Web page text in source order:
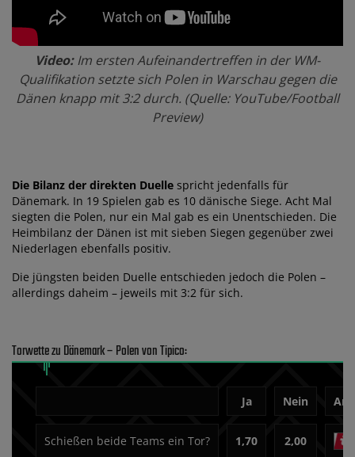
Video:Im ersten Aufeinandertreffen in der WM-
Qualifikation setzte sich Polen in Warschau gegen die
Dänen knapp mit 3:2 durch. (Quelle: YouTube/Football
Preview)
Die Bilanz der direkten Duelle spricht jedenfalls für
Dänemark. In 19 Spielen gab es 10 dänische Siege. Acht Mal
siegten die Polen, nur ein Mal gab es ein Unentschieden. Die
Heimbilanz der Dänen ist mit sieben Siegen gegenüber zwei
Niederlagen ebenfalls positiv.
Die jüngsten beiden Duelle entschieden jedoch die Polen –
allerdings daheim – jeweils mit 3:2 für sich.
Torwette zu Dänemark – Polen von Tipico:
Ja Nein
Schießen beide Teams ein Tor? 1,70 2,00